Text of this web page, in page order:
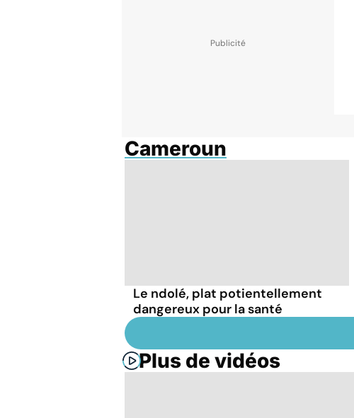
Cameroun
Le ndolé, plat potientellement
dangereux pour la santé
Plus de vidéos